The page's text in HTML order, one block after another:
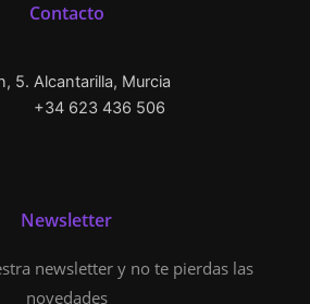
Contacto
5. Alcantarilla, Murcia
+34 623 436 506
Newsletter
newsletter y no te pierdas las
novedades